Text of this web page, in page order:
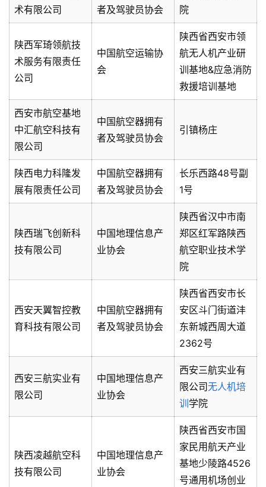
术有限公司
者及驾驶员协会
院
陕西军琦领航技
术服务有限责任
公司
中国航空运输协
会
陕西省西安市领
航无人机产业研
训基地&应急消防
救援培训基地
西安市航空基地
中汇航空科技有
限公司
中国航空器拥有
者及驾驶员协会
引镇杨庄
陕西电力科隆发
展有限责任公司
中国航空器拥有
者及驾驶员协会
长乐西路48号副
1号
陕西瑞飞创新科
技有限公司
中国地理信息产
业协会
陕西省汉中市南
郑区红军路陕西
航空职业技术学
院
西安天翼智控教
育科技有限公司
中国航空器拥有
者及驾驶员协会
陕西省西安市长
安区斗门街道沣
东新城西周大道
2362号
西安三航实业有
限公司
中国地理信息产
业协会
西安三航实业有
限公司无人机培
训 学院
陕西凌越航空科
技有限公司
中国地理信息产
业协会
陕西省西安市国
家民用航天产业
基地少陵路4526
号通用机场创业